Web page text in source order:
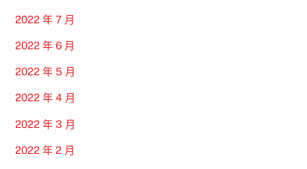
2022 年 7 月
2022 年 6 月
2022 年 5 月
2022 年 4 月
2022 年 3 月
2022 年 2 月